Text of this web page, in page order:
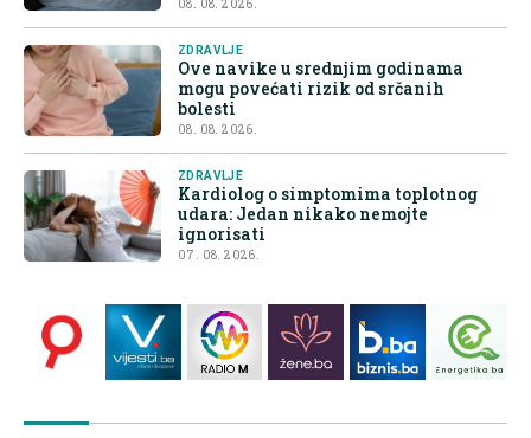
08. 08. 2026.
ZDRAVLJE
Ove navike u srednjim godinama
mogu povećati rizik od srčanih
bolesti
08. 08. 2026.
ZDRAVLJE
Kardiolog o simptomima toplotnog
udara: Jedan nikako nemojte
ignorisati
07. 08. 2026.